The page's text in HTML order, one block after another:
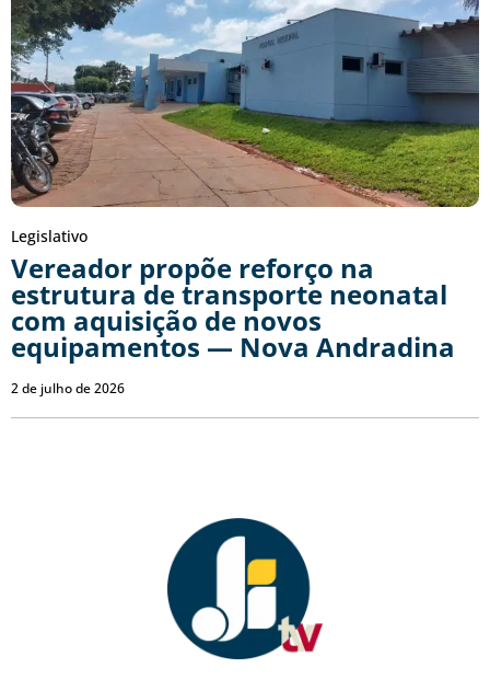
Legislativo
Vereador propõe reforço na
estrutura de transporte neonatal
com aquisição de novos
equipamentos — Nova Andradina
2 de julho de 2026